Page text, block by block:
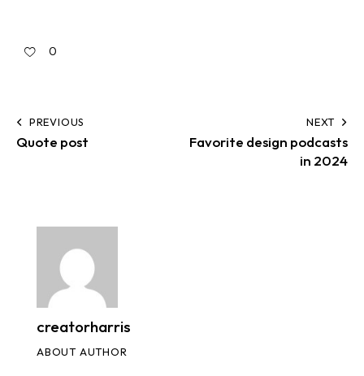
0
PREVIOUS
Quote post
NEXT
Favorite design podcasts
in 2024
creatorharris
ABOUT AUTHOR